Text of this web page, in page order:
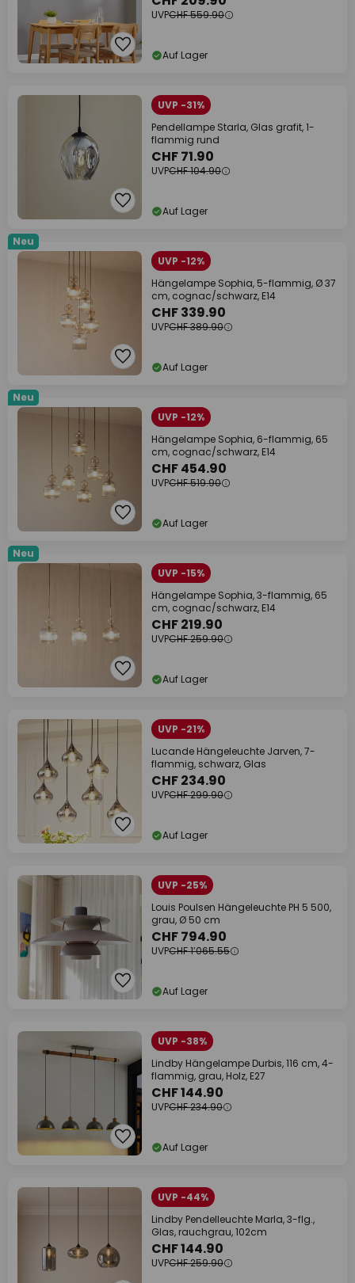
UVPCHF 559.90
Auf Lager
UVP -31%
Pendellampe Starla, Glas grafit, 1-
flammig rund
CHF 71.90
UVPCHF 104.90
Auf Lager
Neu
UVP -12%
Hängelampe Sophia, 5-flammig, Ø 37
cm, cognac/schwarz, E14
CHF 339.90
UVPCHF 389.90
Auf Lager
Neu
UVP -12%
Hängelampe Sophia, 6-flammig, 65
cm, cognac/schwarz, E14
CHF 454.90
UVPCHF 519.90
Auf Lager
Neu
UVP -15%
Hängelampe Sophia, 3-flammig, 65
cm, cognac/schwarz, E14
CHF 219.90
UVPCHF 259.90
Auf Lager
UVP -21%
Lucande Hängeleuchte Jarven, 7-
flammig, schwarz, Glas
CHF 234.90
UVPCHF 299.90
Auf Lager
UVP -25%
Louis Poulsen Hängeleuchte PH 5 500,
grau, Ø 50 cm
CHF 794.90
UVPCHF 1’065.55
Auf Lager
UVP -38%
Lindby Hängelampe Durbis, 116 cm, 4-
flammig, grau, Holz, E27
CHF 144.90
UVPCHF 234.90
Auf Lager
UVP -44%
Lindby Pendelleuchte Marla, 3-flg.,
Glas, rauchgrau, 102cm
CHF 144.90
UVPCHF 259.90